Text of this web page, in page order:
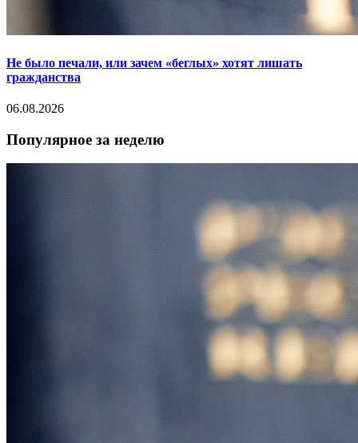
Не было печали, или зачем «беглых» хотят лишать
гражданства
06.08.2026
Популярное за неделю